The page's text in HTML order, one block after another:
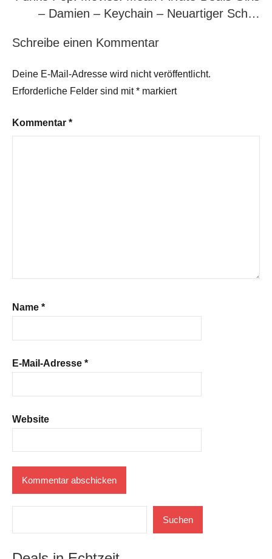
– Damien – Keychain – Neuartiger Sch…
Schreibe einen Kommentar
Deine E-Mail-Adresse wird nicht veröffentlicht.
Erforderliche Felder sind mit* markiert
Kommentar *
Name *
E-Mail-Adresse *
Website
Suchen